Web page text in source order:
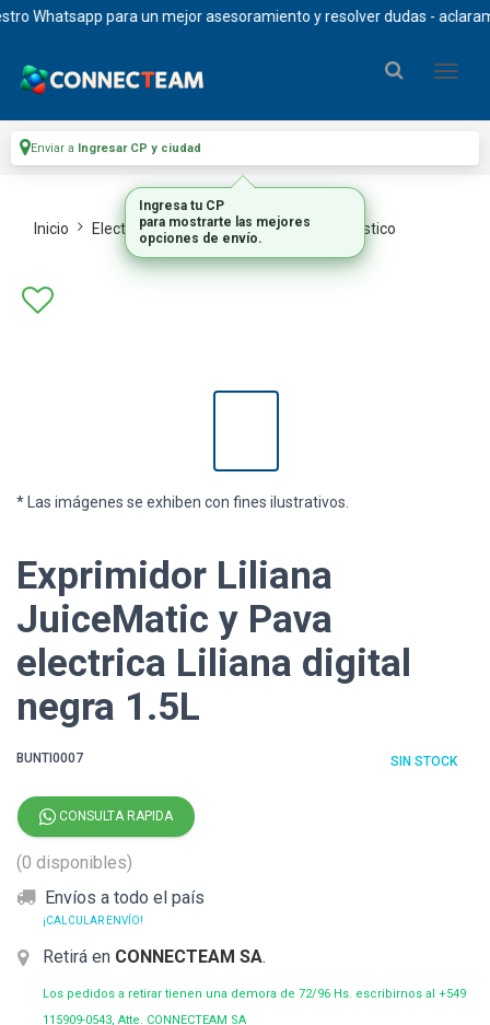
Whatsapp para un mejor asesoramiento y resolver dudas -
Enviar a Ingresar CP y ciudad
Inicio Electrodomesticos Peq Electrodomestico
* Las imágenes se exhiben con fines ilustrativos.
Exprimidor Liliana
JuiceMatic y Pava
electrica Liliana digital
negra 1.5L
BUNTI0007 SIN STOCK
CONSULTA RAPIDA
(0 disponibles)
Envíos a todo el país
¡CALCULAR ENVÍO!
Retirá en CONNECTEAM SA.
Los pedidos a retirar tienen una demora de 72/96 Hs. escribirnos al +549
115909-0543, Atte. CONNECTEAM SA
Ingresa tu CP
para mostrarte las mejores
opciones de envío.